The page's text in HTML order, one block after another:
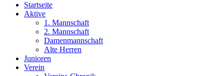
Startseite
Aktive
1. Mannschaft
2. Mannschaft
Damenmannschaft
Alte Herren
Junioren
Verein